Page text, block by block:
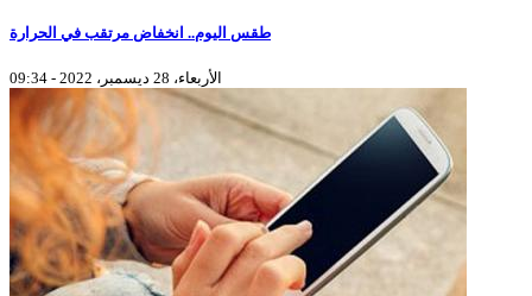
طقس اليوم.. انخفاض مرتقب في الحرارة
الأربعاء، 28 ديسمبر، 2022 - 09:34